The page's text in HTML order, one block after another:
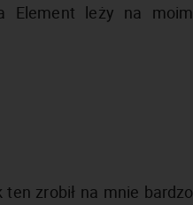
Element leży na moim
zrobił na mnie bardzo